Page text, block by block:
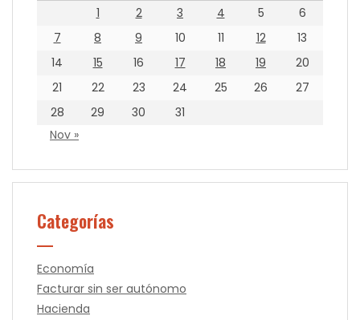
1
2 3 4 5
6
7
8 9 10 11 12
13
14
15 16 17 18 19
20
21
22 23 24 25 26
27
28
29 30
31
Nov »
Categorías
Economía
Facturar sin ser autónomo
Hacienda